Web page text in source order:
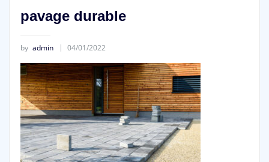
pavage durable
by admin 04/01/2022